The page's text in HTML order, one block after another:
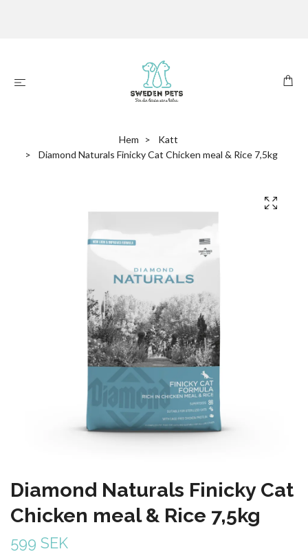
Hem
Katt
Diamond Naturals Finicky Cat Chicken meal & Rice 7,5kg
Diamond Naturals Finicky Cat
Chicken meal & Rice 7,5kg
599 SEK